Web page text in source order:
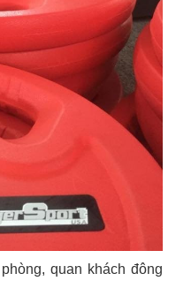
quan khách đông